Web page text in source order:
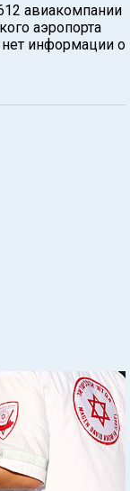
авиакомпании
аэропорта
информации о